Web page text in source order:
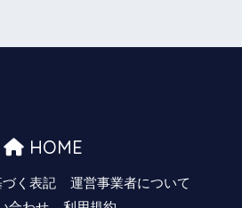
HOME
く表記
運営事業者について